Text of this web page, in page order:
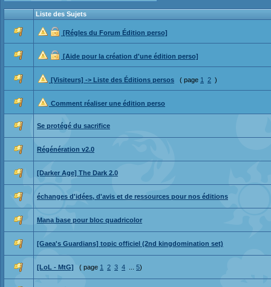
Liste des Sujets
[Régles du Forum Édition perso]
[Aide pour la création d'une édition perso]
[Visiteurs] -> Liste des Éditions persos ( page 1 2 )
Comment réaliser une édition perso
Se protégé du sacrifice
Régénération v2.0
[Darker Age] The Dark 2.0
échanges d'idées, d'avis et de ressources pour nos éditions
Mana base pour bloc quadricolor
[Gaea's Guardians] topic officiel (2nd kingdomination set)
[LoL - MtG] ( page 1 2 3 4 5)